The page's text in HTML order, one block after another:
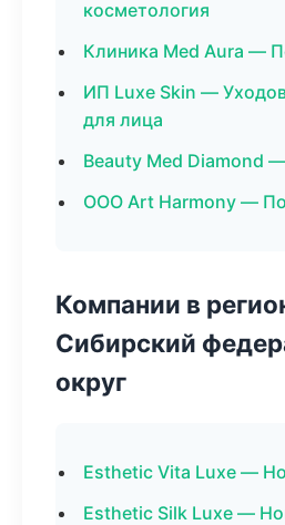
косметология
Клиника Med Aura —
ИП Luxe Skin —
для лица
Beauty Med Diamond
ООО Art Harmony —
Компании в
Сибирский
округ
Esthetic Vita Luxe —
Esthetic Silk Luxe —